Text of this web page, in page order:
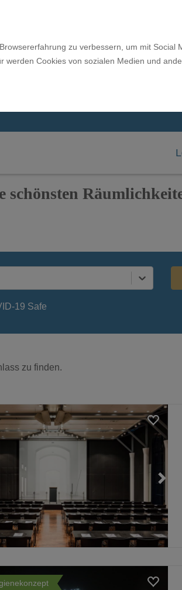
zu verbessern, um mit Social
Cookies von sozialen Medien und
schönsten
19 Safe
zu finden.